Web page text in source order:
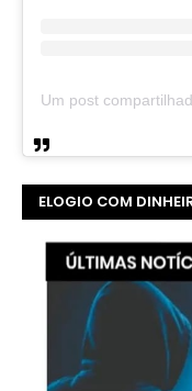
ELOGIO COM